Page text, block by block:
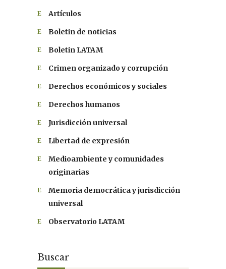
Artículos
Boletin de noticias
Boletin LATAM
Crimen organizado y corrupción
Derechos económicos y sociales
Derechos humanos
Jurisdicción universal
Libertad de expresión
Medioambiente y comunidades
originarias
Memoria democrática y jurisdicción
universal
Observatorio LATAM
Buscar